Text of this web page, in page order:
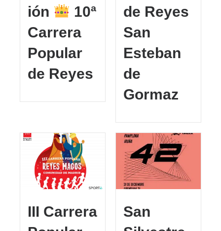
ión
10ª
Carrera
Popular
de Reyes
de Reyes
San
Esteban
de
Gormaz
III Carrera
San